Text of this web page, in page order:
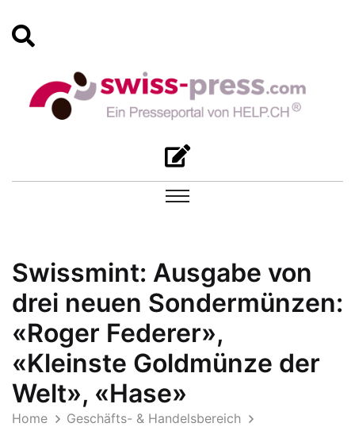
Swissmint: Ausgabe von
drei neuen Sondermünzen:
«Roger Federer»,
«Kleinste Goldmünze der
Welt», «Hase»
Home
Geschäfts- & Handelsbereich